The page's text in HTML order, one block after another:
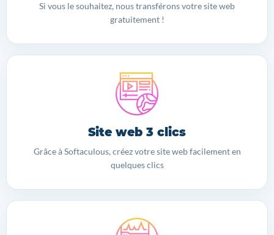
Si vous le souhaitez, nous transférons votre site web
gratuitement !
Site web 3 clics
Grâce à Softaculous, créez votre site web facilement en
quelques clics